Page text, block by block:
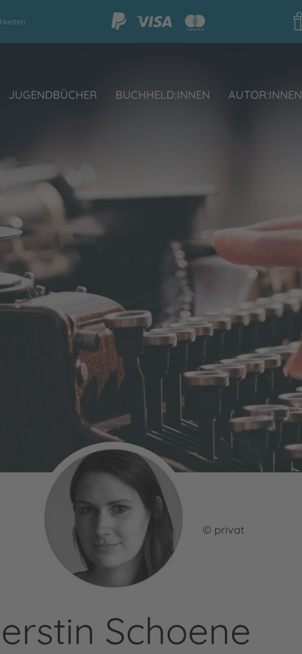
JUGENDBÜCHER BUCHHELD:INNEN AUTOR:INNEN
© privat
Schoene